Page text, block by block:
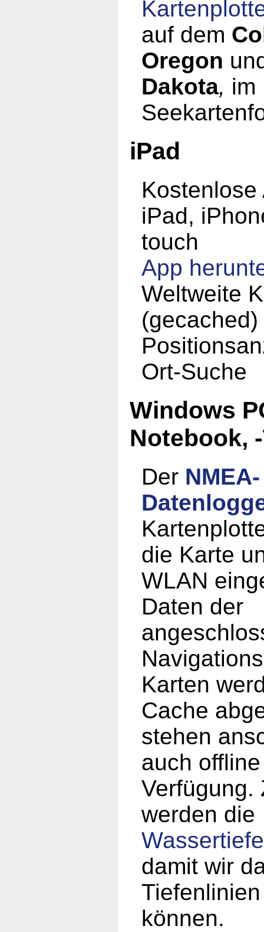
auf dem
Oregon
Dakota, im
iPad
Kostenlose
iPad,
touch
App
Weltweite
(gecached)
Ort-Suche
Windows
Notebook,
Der NMEA-
die Karte
WLAN
Daten der
Karten
Cache
stehen
auch
Verfügung.
werden die
damit wir
können.